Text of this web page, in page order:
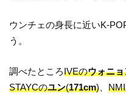
ウンチェの身長に近いK-
う。
調べたところIVEのウォニョ
STAYCのユン(171cm)、